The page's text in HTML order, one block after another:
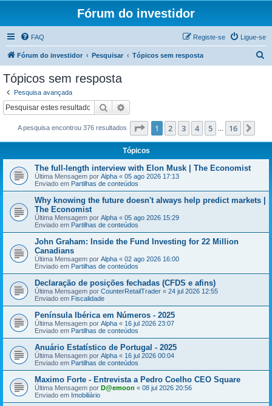
Fórum do investidor
FAQ Ligue-se
Registe-se
Fórum do investidor Pesquisar Tópicos sem resposta
s
Tópicos sem resposta
Pesquisa avançada
Pesquisar
A pesquisa encontrou 376 resultados Página de 16
1 2 3 4 5 16
Tópicos
The full-length interview with Elon Musk | The Economist
Última Mensagem por Alpha « 05 ago 2026 17:13
Enviado em Partilhas de conteúdos
Why knowing the future doesn't always help predict markets |
The Economist
Última Mensagem por Alpha « 05 ago 2026 15:29
Enviado em Partilhas de conteúdos
John Graham: Inside the Fund Investing for 22 Million
Canadians
Última Mensagem por Alpha « 02 ago 2026 16:00
Enviado em Partilhas de conteúdos
Declaração de posições fechadas (CFDS e afins)
Última Mensagem por CounterRetailTrader « 24 jul 2026 12:55
Enviado em Fiscalidade
Península Ibérica em Números - 2025
Última Mensagem por Alpha « 16 jul 2026 23:07
Enviado em Partilhas de conteúdos
Anuário Estatístico de Portugal - 2025
Última Mensagem por Alpha « 16 jul 2026 00:04
Enviado em Partilhas de conteúdos
Maximo Forte - Entrevista a Pedro Coelho CEO Square
Última Mensagem por D@emoon « 08 jul 2026 20:56
Enviado em Imobiliário